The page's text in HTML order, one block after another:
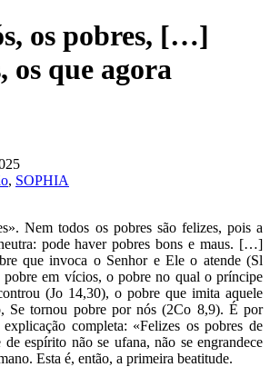
os pobres, […]
os que agora
, SOPHIA
Nem todos os pobres são felizes, pois a
pode haver pobres bons e maus. […]
que invoca o Senhor e Ele o atende (Sl
pobre em vícios, o pobre no qual o príncipe
(Jo 14,30), o pobre que imita aquele
Se tornou pobre por nós (2Co 8,9). É por
completa: «Felizes os pobres de
espírito não se ufana, não se engrandece
Esta é, então, a primeira beatitude.